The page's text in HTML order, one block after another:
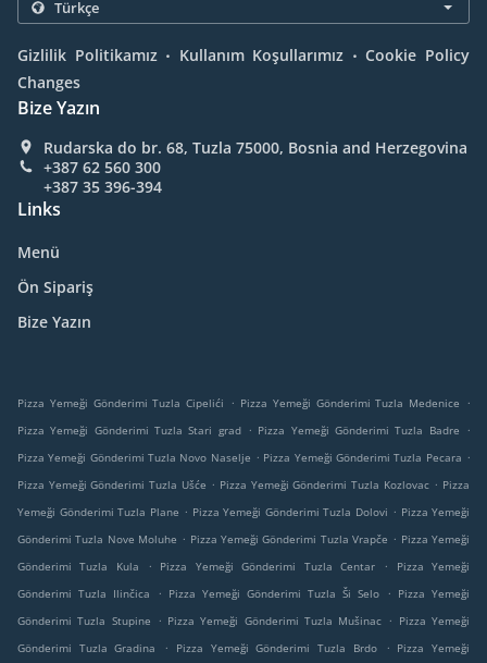
Gizlilik Politikamız . Kullanım Koşullarımız . Cookie Policy
Changes
Bize Yazın
Rudarska do br. 68, Tuzla 75000, Bosnia and Herzegovina
+387 62 560 300
+387 35 396-394
Links
Menü
Ön Sipariş
Bize Yazın
Pizza Yemeği Gönderimi Tuzla Cipelići . Pizza Yemeği Gönderimi Tuzla Medenice
.
Pizza Yemeği Gönderimi Tuzla Stari grad . Pizza Yemeği Gönderimi Tuzla Badre
.
Pizza Yemeği Gönderimi Tuzla Novo Naselje . Pizza Yemeği Gönderimi Tuzla Pecara .
Pizza Yemeği Gönderimi Tuzla Ušće . Pizza Yemeği Gönderimi Tuzla Kozlovac . Pizza
Yemeği Gönderimi Tuzla Plane . Pizza Yemeği Gönderimi Tuzla Dolovi . Pizza Yemeği
Gönderimi Tuzla Nove Moluhe . Pizza Yemeği Gönderimi Tuzla Vrapče . Pizza Yemeği
Gönderimi Tuzla Kula
. Pizza Yemeği Gönderimi Tuzla Centar .
Pizza Yemeği
Gönderimi Tuzla Ilinčica
. Pizza Yemeği Gönderimi Tuzla Ši Selo . Pizza Yemeği
Gönderimi Tuzla Stupine
. Pizza Yemeği Gönderimi Tuzla Mušinac . Pizza Yemeği
Gönderimi Tuzla Gradina
. Pizza Yemeği Gönderimi Tuzla Brdo . Pizza Yemeği